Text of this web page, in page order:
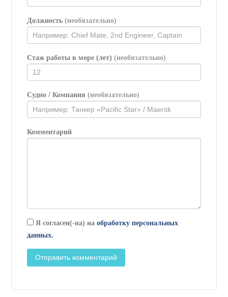
Должность(необязательно)
Стаж работы в море (лет)(необязательно)
Судно / Компания(необязательно)
Комментарий
Я согласен(-на) наобработку персональных
данных.